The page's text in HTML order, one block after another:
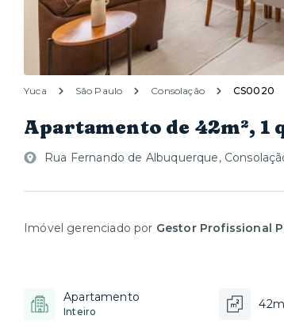
Yuca São Paulo Consolação CS0020
Apartamento de 42m², 1
Rua Fernando de Albuquerque,
Imóvel gerenciado por Gestor Profissional
Apartamento
Inteiro